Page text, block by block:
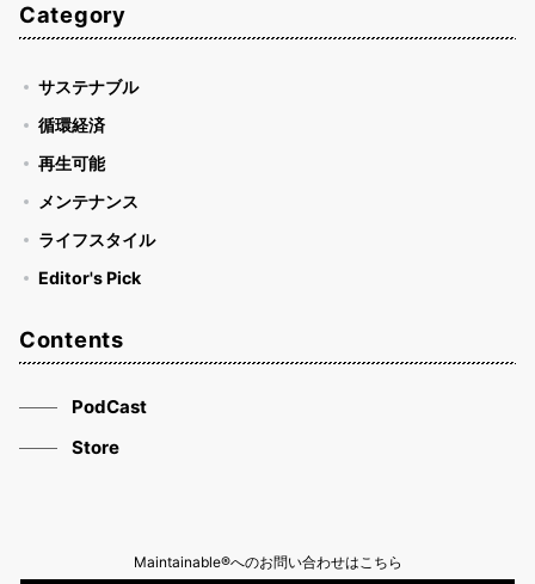
Category
サステナブル
循環経済
再生可能
メンテナンス
ライフスタイル
Editor's Pick
Contents
PodCast
Store
Maintainable®へのお問い合わせはこちら